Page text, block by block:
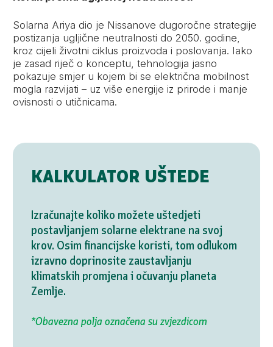
Solarna Ariya dio je Nissanove dugoročne strategije
postizanja ugljične neutralnosti do 2050. godine,
kroz cijeli životni ciklus proizvoda i poslovanja. Iako
je zasad riječ o konceptu, tehnologija jasno
pokazuje smjer u kojem bi se električna mobilnost
mogla razvijati – uz više energije iz prirode i manje
ovisnosti o utičnicama.